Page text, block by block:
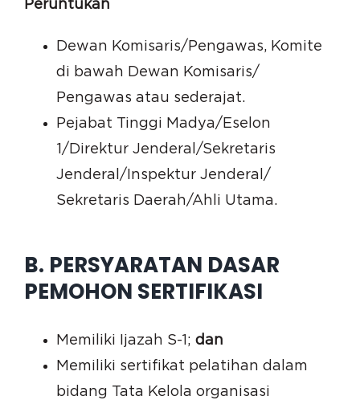
Peruntukan
Dewan Komisaris/Pengawas, Komite
di bawah Dewan Komisaris/
Pengawas atau sederajat.
Pejabat Tinggi Madya/Eselon
1/Direktur Jenderal/Sekretaris
Jenderal/Inspektur Jenderal/
Sekretaris Daerah/Ahli Utama.
B. PERSYARATAN DASAR
PEMOHON SERTIFIKASI
Memiliki Ijazah S-1; dan
Memiliki sertifikat pelatihan dalam
bidang Tata Kelola organisasi